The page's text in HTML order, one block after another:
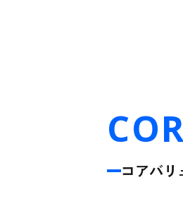
コアバリ